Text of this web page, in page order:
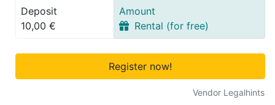
Deposit
10,00 €
Amount
Rental (for free)
Register now!
Vendor Legalhints